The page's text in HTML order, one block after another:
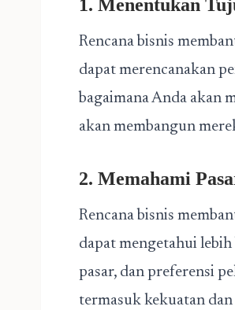
1. Menentukan
Rencana bisnis
dapat merencanakan
bagaimana Anda akan
akan membangun
2. Memahami
Rencana bisnis
dapat mengetahui
pasar, dan preferensi
termasuk kekuatan